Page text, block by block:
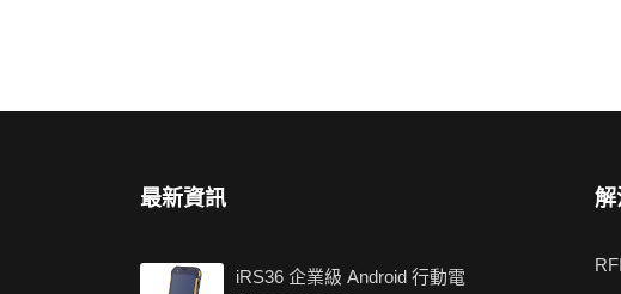
最新資訊
iRS36 企業級 Android 行動電
解